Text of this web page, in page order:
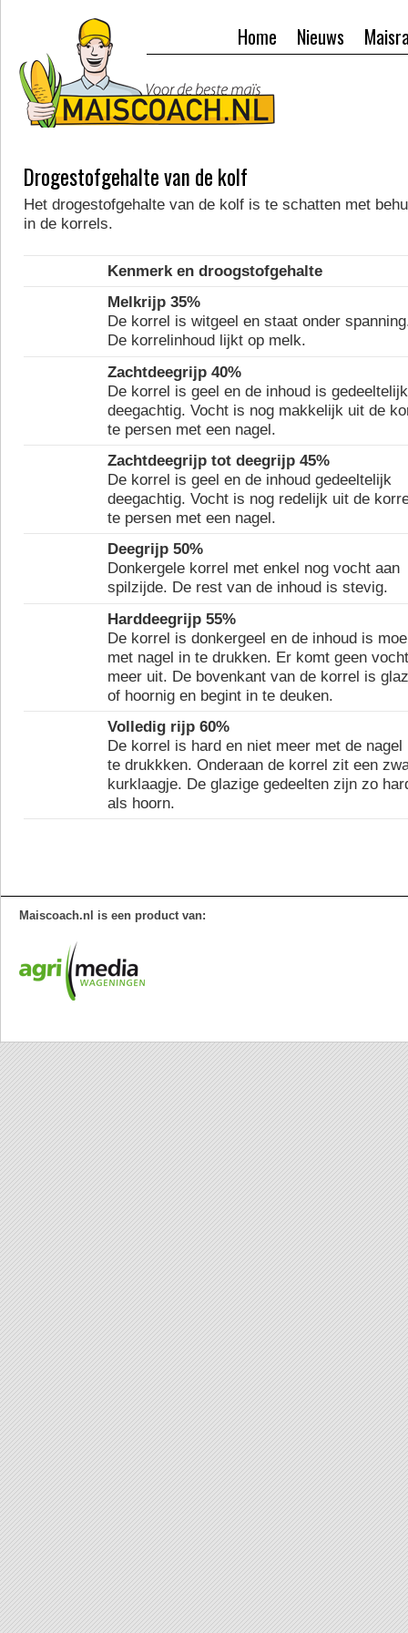
Nieuws
Home
Drogestofgehalte van de kolf
Het drogestofgehalte van de kolf is te schatten met
in de korrels.
Kenmerk en droogstofgehalte
Melkrijp 35%
De korrel is witgeel en staat onder
De korrelinhoud lijkt op melk.
Zachtdeegrijp 40%
De korrel is geel en de inhoud is gedeeltelijk
deegachtig. Vocht is nog makkelijk uit de
te persen met een nagel.
Zachtdeegrijp tot deegrijp 45%
De korrel is geel en de inhoud gedeeltelijk
deegachtig. Vocht is nog redelijk uit de
te persen met een nagel.
Deegrijp 50%
Donkergele korrel met enkel nog vocht aan
spilzijde. De rest van de inhoud is stevig.
Harddeegrijp 55%
De korrel is donkergeel en de inhoud is
met nagel in te drukken. Er komt geen vocht
meer uit. De bovenkant van de korrel is
of hoornig en begint in te deuken.
Volledig rijp 60%
De korrel is hard en niet meer met de nagel
te drukkken. Onderaan de korrel zit een
kurklaagje. De glazige gedeelten zijn zo
als hoorn.
Maiscoach.nl is een product van: